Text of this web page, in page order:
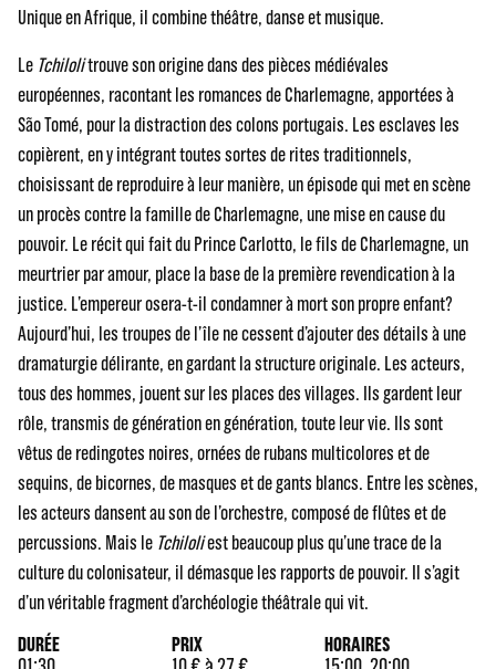
Unique en Afrique, il combine théâtre, danse et musique.
Le Tchilolitrouve son origine dans des pièces médiévales
européennes, racontant les romances de Charlemagne, apportées à
São Tomé, pour la distraction des colons portugais. Les esclaves les
copièrent, en y intégrant toutes sortes de rites traditionnels,
choisissant de reproduire à leur manière, un épisode qui met en scène
un procès contre la famille de Charlemagne, une mise en cause du
pouvoir. Le récit qui fait du Prince Carlotto, le fils de Charlemagne, un
meurtrier par amour, place la base de la première revendication à la
justice. L’empereur osera-t-il condamner à mort son propre enfant?
Aujourd’hui, les troupes de l’île ne cessent d’ajouter des détails à une
dramaturgie délirante, en gardant la structure originale. Les acteurs,
tous des hommes, jouent sur les places des villages. Ils gardent leur
rôle, transmis de génération en génération, toute leur vie. Ils sont
vêtus de redingotes noires, ornées de rubans multicolores et de
sequins, de bicornes, de masques et de gants blancs. Entre les scènes,
les acteurs dansent au son de l’orchestre, composé de flûtes et de
percussions. Mais le Tchiloliest beaucoup plus qu’une trace de la
culture du colonisateur, il démasque les rapports de pouvoir. Il s’agit
d’un véritable fragment d’archéologie théâtrale qui vit.
DURÉE
PRIX HORAIRES